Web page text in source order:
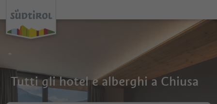
Tutti gli hotel e alberghi a Chiusa